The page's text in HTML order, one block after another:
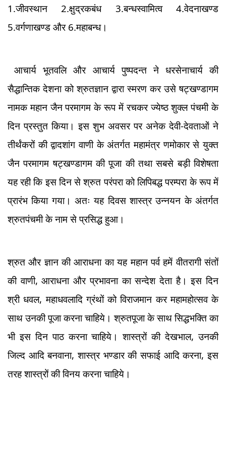
1.जीवस्थान 2.क्षुद्रकबंध 3.बन्धस्वामित्व 4.वेदनाखण्ड
5.वर्गणाखण्ड और 6.महाबन्ध।
आचार्य भूतवलि और आचार्य पुष्पदन्त ने धरसेनाचार्य की
सैद्धान्तिक देशना को श्रुतज्ञान द्वारा स्मरण कर उसे षट्खण्डागम
नामक महान जैन परमागम के रूप में रचकर ज्येष्ठ शुक्ल पंचमी के
दिन प्रस्तुत किया। इस शुभ अवसर पर अनेक देवी-देवताओं ने
तीर्थंकरों की द्वादशांग वाणी के अंतर्गत महामंत्र णमोकार से युक्त
जैन परमागम षट्खण्डागम की पूजा की तथा सबसे बड़ी विशेषता
यह रही कि इस दिन से श्रुत परंपरा को लिपिबद्ध परम्परा के रूप में
प्रारंभ किया गया। अतः यह दिवस शास्त्र उन्नयन के अंतर्गत
श्रुतपंचमी के नाम से प्रसिद्ध हुआ।
श्रुत और ज्ञान की आराधना का यह महान पर्व हमें वीतरागी संतों
की वाणी, आराधना और प्रभावना का सन्देश देता है। इस दिन
श्री धवल, महाधवलादि ग्रंथों को विराजमान कर महामहोत्सव के
साथ उनकी पूजा करना चाहिये। श्रुतपूजा के साथ सिद्धभक्ति का
भी इस दिन पाठ करना चाहिये। शास्त्रों की देखभाल, उनकी
जिल्द आदि बनवाना, शास्त्र भण्डार की सफाई आदि करना, इस
तरह शास्त्रों की विनय करना चाहिये।